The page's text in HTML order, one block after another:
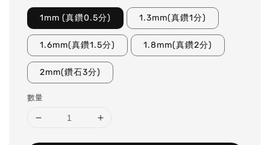
1mm (真鑽0.5分) 1.3mm(真鑽1分)
1.6mm(真鑽1.5分) 1.8mm(真鑽2分)
2mm(鑽石3分)
數量